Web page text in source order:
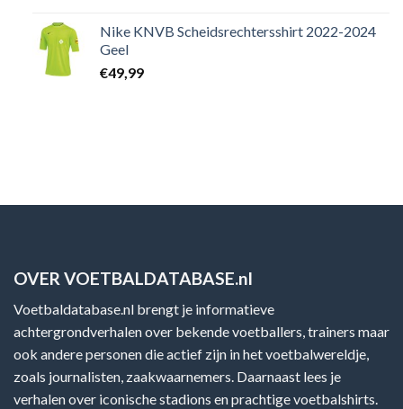
Nike KNVB Scheidsrechtersshirt 2022-2024
Geel
€49,99
OVER VOETBALDATABASE.nl
Voetbaldatabase.nl brengt je informatieve
achtergrondverhalen over bekende voetballers, trainers maar
ook andere personen die actief zijn in het voetbalwereldje,
zoals journalisten, zaakwaarnemers. Daarnaast lees je
verhalen over iconische stadions en prachtige voetbalshirts.